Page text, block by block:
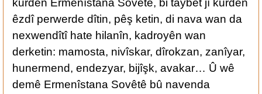
kurdên Ermenîstana Sovêtê, bi taybet jî kurdên
êzdî perwerde dîtin, pêş ketin, di nava wan da
nexwendîtî hate hilanîn, kadroyên wan
derketin: mamosta, nivîskar, dîrokzan, zanîyar,
hunermend, endezyar, bijîşk, avakar… Û wê
demê Ermenîstana Sovêtê bû navenda